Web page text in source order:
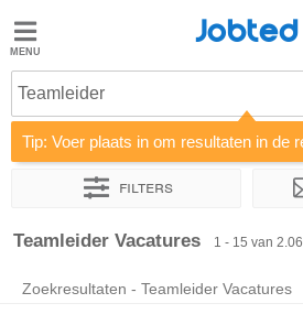
Jobted
Taal
fr
Jobted
Teamleider
Tip: Voer plaats in om resultaten in de
Filters
Sorteer op Bedrijf Uitzendbureau
Teamleider Vacatures 1 - 15 van
Zoekresultaten - Teamleider Vacatures